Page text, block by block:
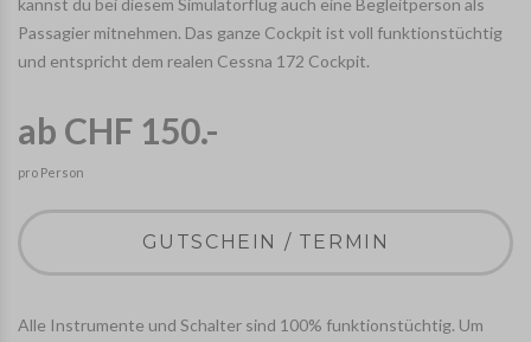
kannst du bei diesem Simulatorflug auch eine Begleitperson als
Passagier mitnehmen. Das ganze Cockpit ist voll funktionstüchtig
und entspricht dem realen Cessna 172 Cockpit.
ab CHF 150.-
pro Person
GUTSCHEIN / TERMIN
Alle Instrumente und Schalter sind 100% funktionstüchtig. Um